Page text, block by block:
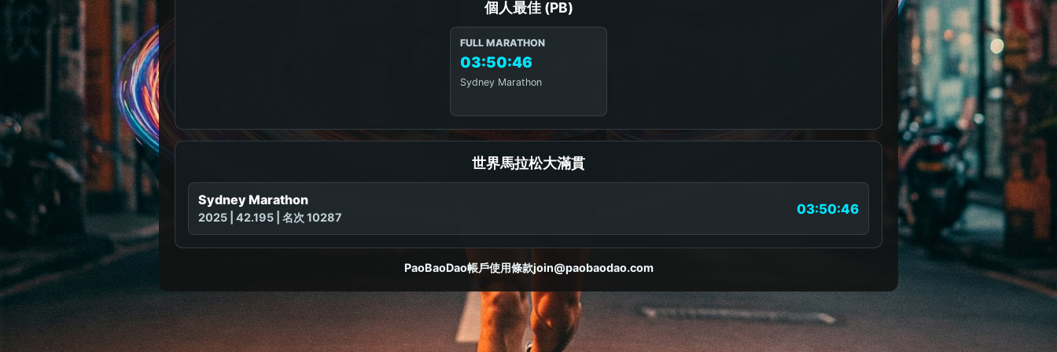
個人最佳 (PB)
FULL MARATHON
03:50:46
Sydney Marathon
世界馬拉松大滿貫
Sydney Marathon
2025 | 42.195 | 名次 10287
03:50:46
PaoBaoDao帳戶使用條款join@paobaodao.com